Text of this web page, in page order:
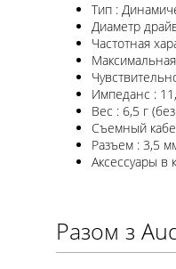
Тип :
Диаметр
Частотная
Импеданс :
Вес : 6,5 г
Съемный
Разъем : 3,5
Аксессуары
Разом з